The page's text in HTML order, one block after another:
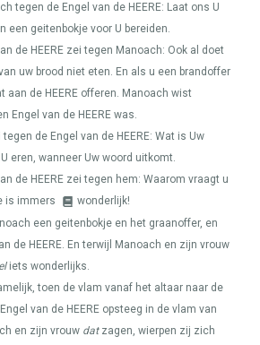
tegen de Engel van de HEERE: Laat ons U
een geitenbokje voor U bereiden.
de HEERE zei tegen Manoach: Ook al doet
uw brood niet eten. En als u een brandoffer
aan de HEERE offeren. Manoach wist
Engel van de HEERE was.
tegen de Engel van de HEERE: Wat is Uw
eren, wanneer Uw woord uitkomt.
de HEERE zei tegen hem: Waarom vraagt u
is immers
wonderlijk!
een geitenbokje en het graanoffer, en
de HEERE. En terwijl Manoach en zijn vrouw
iets wonderlijks.
toen de vlam vanaf het altaar naar de
van de HEERE opsteeg in de vlam van
en zijn vrouw datzagen, wierpen zij zich